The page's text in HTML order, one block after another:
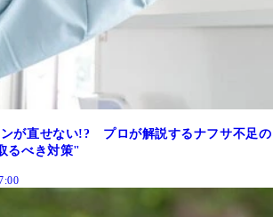
が直せない!? プロが解説するナフサ不足の
るべき対策"